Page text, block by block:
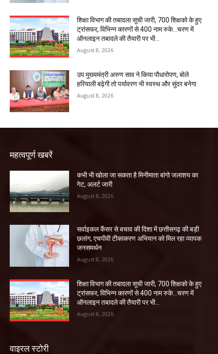
शिक्षा विभाग की तबादला सूची जारी, 700 शिक्षको के हुए
ट्रांसफर, विभिन्न कारणों से 400 नाम रुके…चरण में
ऑनलाइन तबादले की तैयारी पर भी...
August 8, 2026
उप मुख्यमंत्री अरुण साव ने किया पौधारोपण, बोले
हरियाली बढ़ेगी तो पर्यावरण भी स्वस्थ और सुंदर बनेगा
August 8, 2026
महत्वपूर्ण खबरें
कभी भी खोला जा सकता है मिनीमाता बांगो जलाशय का
गेट, अलर्ट जारी
August 8, 2026
सर्वाइकल कैंसर से बचाव की दिशा में छत्तीसगढ़ की बड़ी
छलांग, एचपीवी टीकाकरण अभियान को मिल रहा व्यापक
जनसमर्थन
August 8, 2026
शिक्षा विभाग की तबादला सूची जारी, 700 शिक्षको के हुए
ट्रांसफर, विभिन्न कारणों से 400 नाम रुके…चरण में
ऑनलाइन तबादले की तैयारी पर भी...
August 8, 2026
वाइरल स्टोरी